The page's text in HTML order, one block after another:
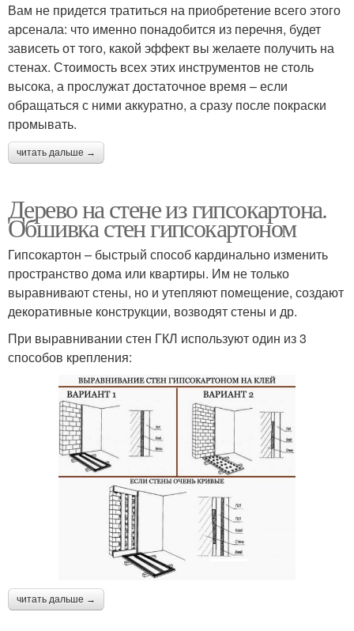
Вам не придется тратиться на приобретение всего этого
арсенала: что именно понадобится из перечня, будет
зависеть от того, какой эффект вы желаете получить на
стенах. Стоимость всех этих инструментов не столь
высока, а прослужат достаточное время – если
обращаться с ними аккуратно, а сразу после покраски
промывать.
читать дальше →
Дерево на стене из гипсокартона.
Обшивка стен гипсокартоном
Гипсокартон – быстрый способ кардинально изменить
пространство дома или квартиры. Им не только
выравнивают стены, но и утепляют помещение, создают
декоративные конструкции, возводят стены и др.
При выравнивании стен ГКЛ используют один из 3
способов крепления:
читать дальше →